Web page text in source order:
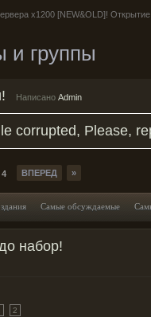
х1200 [NEW&OLD]!
и группы
Написано Admin
corrupted, Please,
4 ВПЕРЕД »
Самые обсуждаемые
набор!
2